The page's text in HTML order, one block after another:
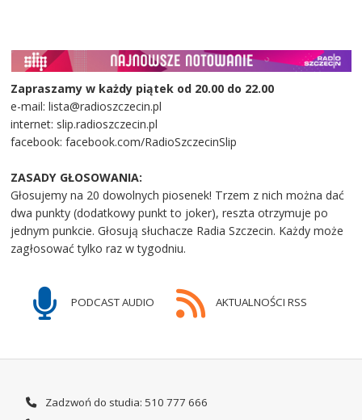
Zapraszamy w każdy piątek od 20.00 do 22.00
e-mail: lista@radioszczecin.pl
internet: slip.radioszczecin.pl
facebook: facebook.com/RadioSzczecinSlip
ZASADY GŁOSOWANIA:
Głosujemy na 20 dowolnych piosenek! Trzem z nich można dać
dwa punkty (dodatkowy punkt to joker), reszta otrzymuje po
jednym punkcie. Głosują słuchacze Radia Szczecin. Każdy może
zagłosować tylko raz w tygodniu.
PODCAST AUDIO AKTUALNOŚCI RSS
Zadzwoń do studia: 510 777 666